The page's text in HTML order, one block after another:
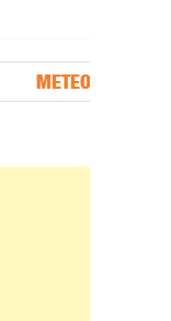
METEO